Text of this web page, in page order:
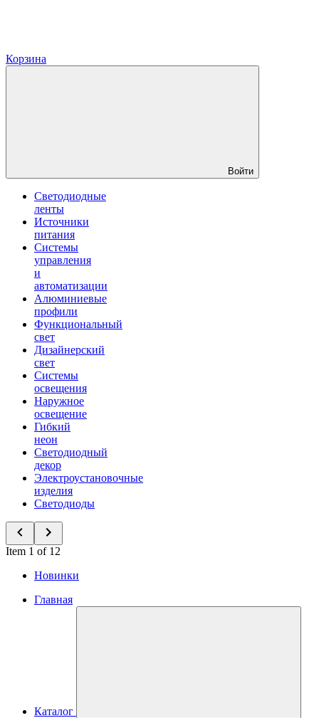
Корзина
Войти
Светодиодные
ленты
Источники
питания
Системы
управления
и
автоматизации
Алюминиевые
профили
Функциональный
свет
Дизайнерский
свет
Системы
освещения
Наружное
освещение
Гибкий
неон
Светодиодный
декор
Электроустановочные
изделия
Светодиоды
Item 1 of 12
Новинки
Главная
Каталог